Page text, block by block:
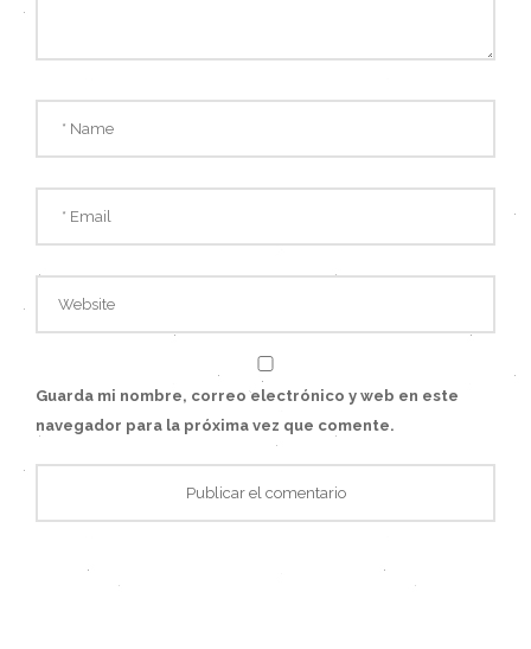
Guarda mi nombre, correo electrónico y web en este
navegador para la próxima vez que comente.